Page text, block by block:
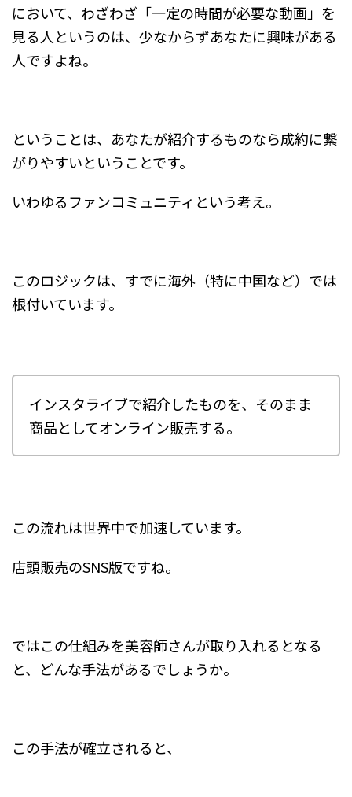
において、わざわざ「一定の時間が必要な動画」を
見る人というのは、少なからずあなたに興味がある
人ですよね。
ということは、あなたが紹介するものなら成約に繋
がりやすいということです。
いわゆるファンコミュニティという考え。
このロジックは、すでに海外（特に中国など）では
根付いています。
インスタライブで紹介したものを、そのまま
商品としてオンライン販売する。
この流れは世界中で加速しています。
店頭販売のSNS版ですね。
ではこの仕組みを美容師さんが取り入れるとなる
と、どんな手法があるでしょうか。
この手法が確立されると、